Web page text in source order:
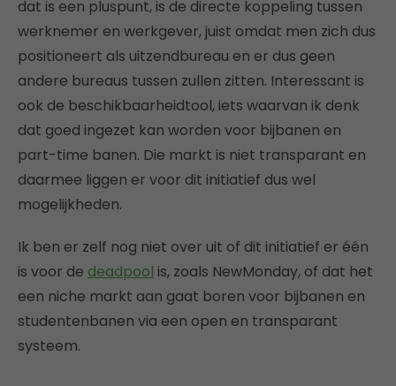
dat is een pluspunt, is de directe koppeling tussen
werknemer en werkgever, juist omdat men zich dus
positioneert als uitzendbureau en er dus geen
andere bureaus tussen zullen zitten. Interessant is
ook de beschikbaarheidtool, iets waarvan ik denk
dat goed ingezet kan worden voor bijbanen en
part-time banen. Die markt is niet transparant en
daarmee liggen er voor dit initiatief dus wel
mogelijkheden.
Ik ben er zelf nog niet over uit of dit initiatief er één
is voor de deadpool is, zoals NewMonday, of dat het
een niche markt aan gaat boren voor bijbanen en
studentenbanen via een open en transparant
systeem.